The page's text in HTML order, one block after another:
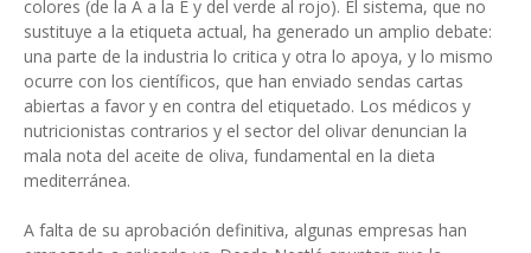
colores (de la A a la E y del verde al rojo). El sistema, que no
sustituye a la etiqueta actual, ha generado un amplio debate:
una parte de la industria lo critica y otra lo apoya, y lo mismo
ocurre con los científicos, que han enviado sendas cartas
abiertas a favor y en contra del etiquetado. Los médicos y
nutricionistas contrarios y el sector del olivar denuncian la
mala nota del aceite de oliva, fundamental en la dieta
mediterránea.
A falta de su aprobación definitiva, algunas empresas han